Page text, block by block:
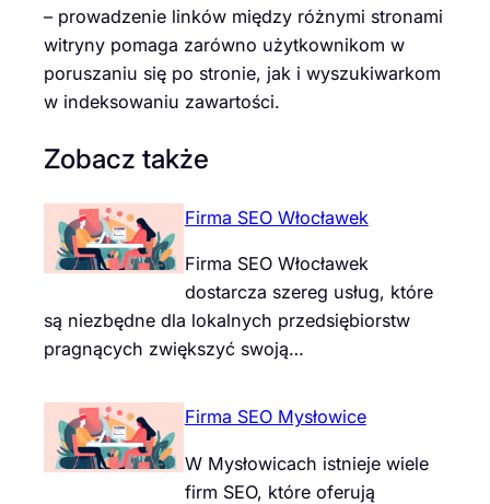
– prowadzenie linków między różnymi stronami
witryny pomaga zarówno użytkownikom w
poruszaniu się po stronie, jak i wyszukiwarkom
w indeksowaniu zawartości.
Zobacz także
Firma SEO Włocławek
Firma SEO Włocławek
dostarcza szereg usług, które
są niezbędne dla lokalnych przedsiębiorstw
pragnących zwiększyć swoją…
Firma SEO Mysłowice
W Mysłowicach istnieje wiele
firm SEO, które oferują